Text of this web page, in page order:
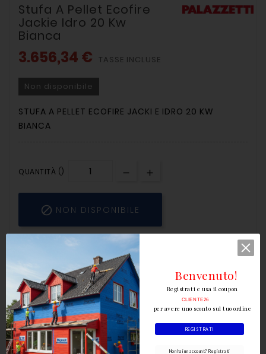
Stufa A Pellet Ecofire
Jackie Idro 20 Kw
Bianca
3.656,34 € TASSE INCLUSE
Non disponibile
STUFA A PELLET ECOFIRE JACKI E IDRO 20 KW
BIANCA
QUANTITÀ ()
 NON DISPONIBILE
REGISTRATI
Non hai un account? Registrati
Registrati e usa il coupon
per avere uno sconto sul tuo ordine
CLIENTE26
Benvenuto!